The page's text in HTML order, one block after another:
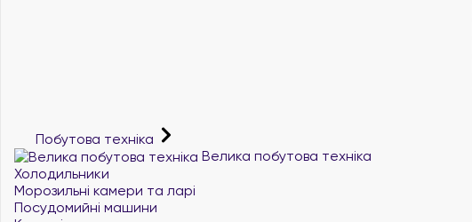
Побутова техніка
Велика побутова техніка
Холодильники
Морозильні камери та ларі
Посудомийні машини